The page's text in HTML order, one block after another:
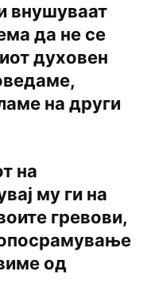
внушуваат
да не се
духовен
на други
на
му ги на
гревови,
од